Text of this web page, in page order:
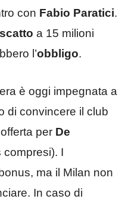
con Fabio Paratici.
a 15 milioni
l’obbligo.
è oggi impegnata a
di convincere il club
per De
compresi). I
ma il Milan non
In caso di